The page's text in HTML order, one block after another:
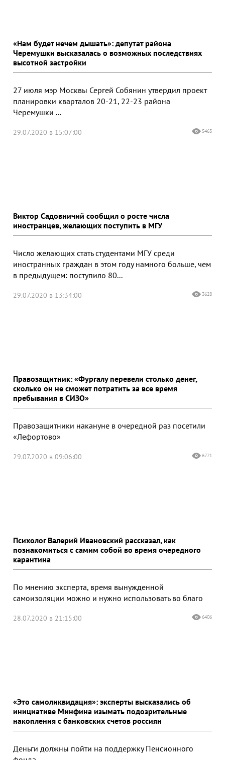
«Нам будет нечем дышать»: депутат района
Черемушки высказалась о возможных последствиях
высотной застройки
27 июля мэр Москвы Сергей Собянин утвердил проект
планировки кварталов 20-21, 22-23 района
Черемушки ...
29.07.2020 в 15:07:00 5463
Виктор Садовничий сообщил о росте числа
иностранцев, желающих поступить в МГУ
Число желающих стать студентами МГУ среди
иностранных граждан в этом году намного больше, чем
в предыдущем: поступило 80...
29.07.2020 в 13:34:00 3628
Правозащитник: «Фургалу перевели столько денег,
сколько он не сможет потратить за все время
пребывания в СИЗО»
Правозащитники накануне в очередной раз посетили
«Лефортово»
29.07.2020 в 09:06:00 6771
Психолог Валерий Ивановский рассказал, как
познакомиться с самим собой во время очередного
карантина
По мнению эксперта, время вынужденной
самоизоляции можно и нужно использовать во благо
28.07.2020 в 21:15:00 6406
«Это самоликвидация»: эксперты высказались об
инициативе Минфина изымать подозрительные
накопления с банковских счетов россиян
Деньги должны пойти на поддержку Пенсионного